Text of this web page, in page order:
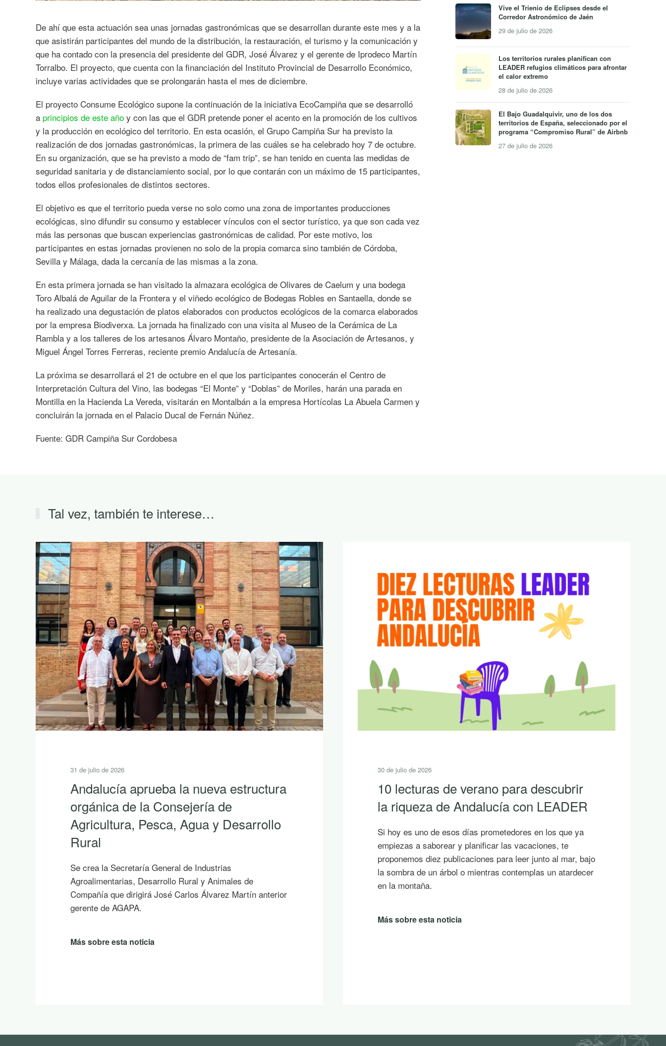
De ahí que esta actuación sea unas jornadas gastronómicas que se desarrollan durante este mes y a la
que asistirán participantes del mundo de la distribución, la restauración, el turismo y la comunicación y
que ha contado con la presencia del presidente del GDR, José Álvarez y el gerente de Iprodeco Martín
Torralbo. El proyecto, que cuenta con la financiación del Instituto Provincial de Desarrollo Económico,
incluye varias actividades que se prolongarán hasta el mes de diciembre.
El proyecto Consume Ecológico supone la continuación de la iniciativa EcoCampiña que se desarrolló
a principios de este año y con las que el GDR pretende poner el acento en la promoción de los cultivos
y la producción en ecológico del territorio. En esta ocasión, el Grupo Campiña Sur ha previsto la
realización de dos jornadas gastronómicas, la primera de las cuáles se ha celebrado hoy 7 de octubre.
En su organización, que se ha previsto a modo de “fam trip”, se han tenido en cuenta las medidas de
seguridad sanitaria y de distanciamiento social, por lo que contarán con un máximo de 15 participantes,
todos ellos profesionales de distintos sectores.
El objetivo es que el territorio pueda verse no solo como una zona de importantes producciones
ecológicas, sino difundir su consumo y establecer vínculos con el sector turístico, ya que son cada vez
más las personas que buscan experiencias gastronómicas de calidad. Por este motivo, los
participantes en estas jornadas provienen no solo de la propia comarca sino también de Córdoba,
Sevilla y Málaga, dada la cercanía de las mismas a la zona.
En esta primera jornada se han visitado la almazara ecológica de Olivares de Caelum y una bodega
Toro Albalá de Aguilar de la Frontera y el viñedo ecológico de Bodegas Robles en Santaella, donde se
ha realizado una degustación de platos elaborados con productos ecológicos de la comarca elaborados
por la empresa Biodiverxa. La jornada ha finalizado con una visita al Museo de la Cerámica de La
Rambla y a los talleres de los artesanos Álvaro Montaño, presidente de la Asociación de Artesanos, y
Miguel Ángel Torres Ferreras, reciente premio Andalucía de Artesanía.
La próxima se desarrollará el 21 de octubre en el que los participantes conocerán el Centro de
Interpretación Cultura del Vino, las bodegas “El Monte” y “Doblas” de Moriles, harán una parada en
Montilla en la Hacienda La Vereda, visitarán en Montalbán a la empresa Hortícolas La Abuela Carmen y
concluirán la jornada en el Palacio Ducal de Fernán Núñez.
Fuente: GDR Campiña Sur Cordobesa
Vive el Trienio de Eclipses desde el
Corredor Astronómico de Jaén
29 de julio de 2026
Los territorios rurales planifican con
LEADER refugios climáticos para afrontar
el calor extremo
28 de julio de 2026
El Bajo Guadalquivir, uno de los dos
territorios de España, seleccionado por el
programa “Compromiso Rural” de Airbnb
27 de julio de 2026
Tal vez, también te interese…
31 de julio de 2026
Andalucía aprueba la nueva estructura
orgánica de la Consejería de
Agricultura, Pesca, Agua y Desarrollo
Rural
Se crea la Secretaría General de Industrias
Agroalimentarias, Desarrollo Rural y Animales de
Compañía que dirigirá José Carlos Álvarez Martín anterior
gerente de AGAPA.
Más sobre esta noticia
30 de julio de 2026
10 lecturas de verano para descubrir
la riqueza de Andalucía con LEADER
Si hoy es uno de esos días prometedores en los que ya
empiezas a saborear y planificar las vacaciones, te
proponemos diez publicaciones para leer junto al mar, bajo
la sombra de un árbol o mientras contemplas un atardecer
en la montaña.
Más sobre esta noticia